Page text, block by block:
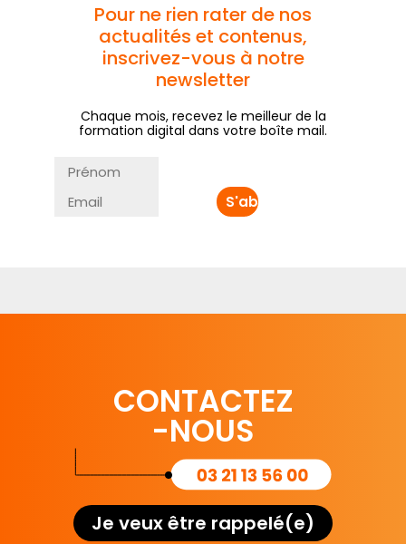
Pour ne rien rater de nos
actualités et contenus,
inscrivez-vous à notre
newsletter
Chaque mois, recevez le meilleur de la
formation digital dans votre boîte mail.
CONTACTEZ
-NOUS
Je veux être rappelé(e)